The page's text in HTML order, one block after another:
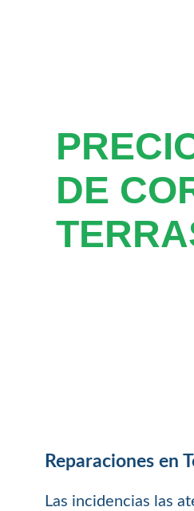
DE
Reparaciones en
Las incidencias las